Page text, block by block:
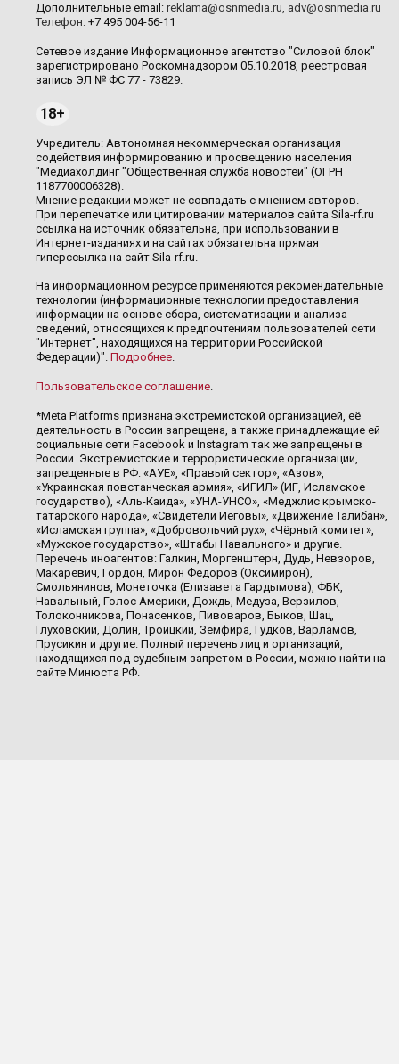
Дополнительные email: reklama@osnmedia.ru, adv@osnmedia.ru
Телефон: +7 495 004-56-11
Сетевое издание Информационное агентство "Силовой блок"
зарегистрировано Роскомнадзором 05.10.2018, реестровая
запись ЭЛ № ФС 77 - 73829.
18+
Учредитель: Автономная некоммерческая организация
содействия информированию и просвещению населения
"Медиахолдинг "Общественная служба новостей" (ОГРН
1187700006328).
Мнение редакции может не совпадать с мнением авторов.
При перепечатке или цитировании материалов сайта Sila-rf.ru
ссылка на источник обязательна, при использовании в
Интернет-изданиях и на сайтах обязательна прямая
гиперссылка на сайт Sila-rf.ru.
На информационном ресурсе применяются рекомендательные
технологии (информационные технологии предоставления
информации на основе сбора, систематизации и анализа
сведений, относящихся к предпочтениям пользователей сети
"Интернет", находящихся на территории Российской
Федерации)". Подробнее.
Пользовательское соглашение.
*Meta Platforms признана экстремистской организацией, её
деятельность в России запрещена, а также принадлежащие ей
социальные сети Facebook и Instagram так же запрещены в
России. Экстремистские и террористические организации,
запрещенные в РФ: «АУЕ», «Правый сектор», «Азов»,
«Украинская повстанческая армия», «ИГИЛ» (ИГ, Исламское
государство), «Аль-Каида», «УНА-УНСО», «Меджлис крымско-
татарского народа», «Свидетели Иеговы», «Движение Талибан»,
«Исламская группа», «Добровольчий рух», «Чёрный комитет»,
«Мужское государство», «Штабы Навального» и другие.
Перечень иноагентов: Галкин, Моргенштерн, Дудь, Невзоров,
Макаревич, Гордон, Мирон Фёдоров (Оксимирон),
Смольянинов, Монеточка (Елизавета Гардымова), ФБК,
Навальный, Голос Америки, Дождь, Медуза, Верзилов,
Толоконникова, Понасенков, Пивоваров, Быков, Шац,
Глуховский, Долин, Троицкий, Земфира, Гудков, Варламов,
Прусикин и другие. Полный перечень лиц и организаций,
находящихся под судебным запретом в России, можно найти на
сайте Минюста РФ.